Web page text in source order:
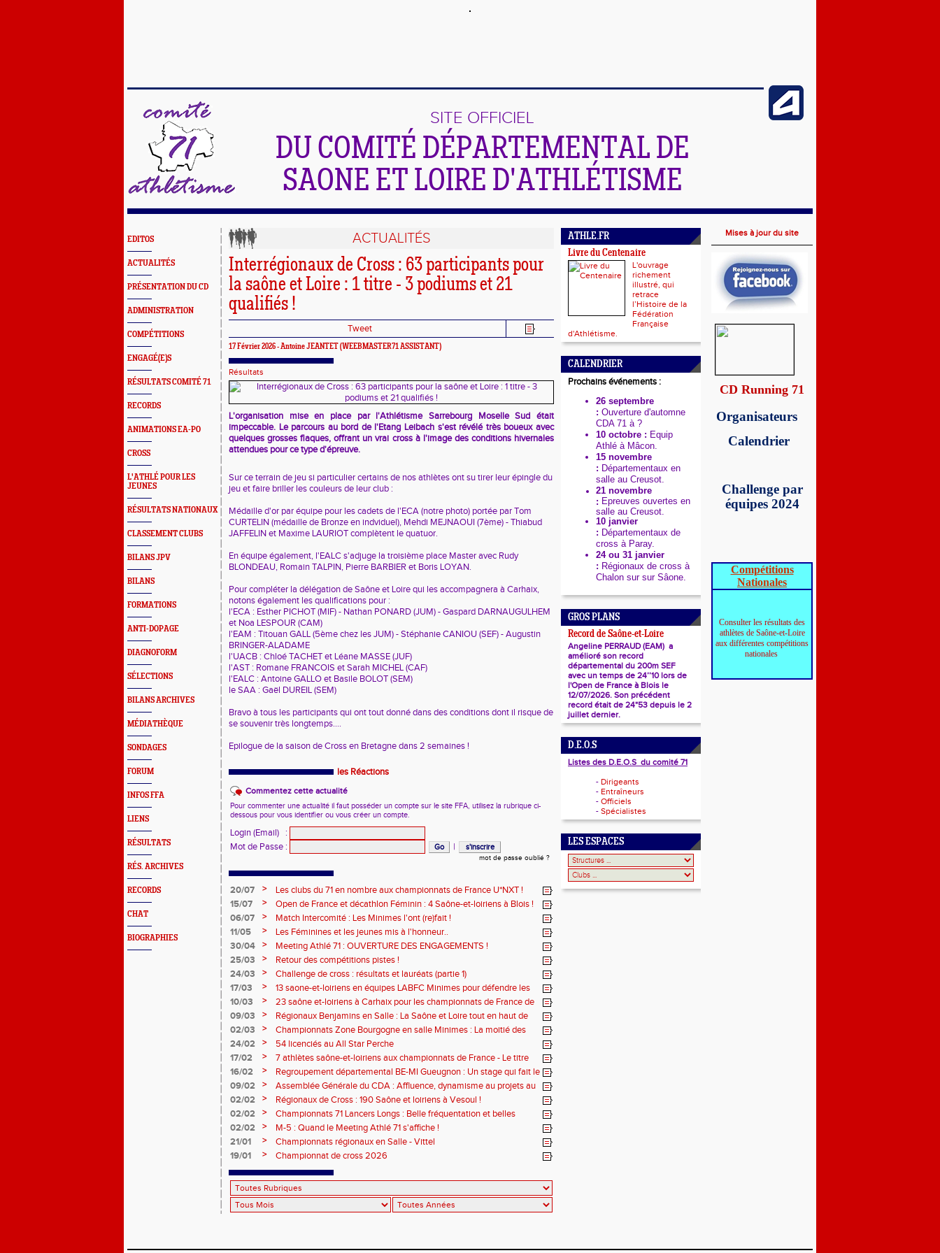
SITE OFFICIEL
DU COMITÉ DÉPARTEMENTAL DE
SAONE ET LOIRE D'ATHLÉTISME
EDITOS
ACTUALITÉS
PRÉSENTATION DU CD
ADMINISTRATION
COMPÉTITIONS
ENGAGÉ(E)S
RÉSULTATS COMITÉ 71
RECORDS
ANIMATIONS EA-PO
CROSS
L'ATHLÉ POUR LES
JEUNES
RÉSULTATS NATIONAUX
CLASSEMENT CLUBS
BILANS JPV
BILANS
FORMATIONS
ANTI-DOPAGE
DIAGNOFORM
SÉLECTIONS
BILANS ARCHIVES
MÉDIATHÈQUE
SONDAGES
FORUM
INFOS FFA
LIENS
RÉSULTATS
RÉS. ARCHIVES
RECORDS
CHAT
BIOGRAPHIES
ACTUALITÉS
Interrégionaux de Cross : 63 participants pour
la saône et Loire : 1 titre - 3 podiums et 21
qualifiés !
Tweet
17 Février 2026 -Antoine JEANTET(WEEBMASTER71 ASSISTANT)
Résultats
L'organisation mise en place par l'Athlétisme Sarrebourg Moselle Sud était
impeccable. Le parcours au bord de l'Etang Leibach s'est révélé très boueux avec
quelques grosses flaques, offrant un vrai cross à l'image des conditions hivernales
attendues pour ce type d'épreuve.
Sur ce terrain de jeu si particulier certains de nos athlètes ont su tirer leur épingle du
jeu et faire briller les couleurs de leur club :
Médaille d'or par équipe pour les cadets de l'ECA (notre photo) portée par Tom
CURTELIN (médaille de Bronze en indviduel), Mehdi MEJNAOUI (7ème) - Thiabud
JAFFELIN et Maxime LAURIOT complètent le quatuor.
En équipe également, l'EALC s'adjuge la troisième place Master avec Rudy
BLONDEAU, Romain TALPIN, Pierre BARBIER et Boris LOYAN.
Pour compléter la délégation de Saône et Loire qui les accompagnera à Carhaix,
notons également les qualifications pour :
l'ECA : Esther PICHOT (MIF) - Nathan PONARD (JUM) - Gaspard DARNAUGULHEM
et Noa LESPOUR (CAM)
l'EAM : Titouan GALL (5ème chez les JUM) - Stéphanie CANIOU (SEF) - Augustin
BRINGER-ALADAME
l'UACB : Chloé TACHET et Léane MASSE (JUF)
l'AST : Romane FRANCOIS et Sarah MICHEL (CAF)
l'EALC : Antoine GALLO et Basile BOLOT (SEM)
le SAA : Gaël DUREIL (SEM)
Bravo à tous les participants qui ont tout donné dans des conditions dont il risque de
se souvenir très longtemps....
Epilogue de la saison de Cross en Bretagne dans 2 semaines !
les Réactions
Commentez cette actualité
Pour commenter une actualité il faut posséder un compte sur le site FFA, utilisez la rubrique ci-
dessous pour vous identifier ou vous créer un compte.
Login (Email)
:
Mot de Passe : |
mot de passe oublié ?
20/07 >
Les clubs du 71 en nombre aux championnats de France U*NXT !
15/07
>
Open de France et décathlon Féminin : 4 Saône-et-loiriens à Blois !
06/07
>
Match Intercomité : Les Minimes l'ont (re)fait !
11/05
>
Les Féminines et les jeunes mis à l'honneur..
30/04
>
Meeting Athlé 71 : OUVERTURE DES ENGAGEMENTS !
25/03
>
Retour des compétitions pistes !
24/03
>
Challenge de cross : résultats et lauréats (partie 1)
17/03
>
13 saone-et-loiriens en équipes LABFC Minimes pour défendre les
couleurs de la Ligue à Metz
10/03 >
23 saône et-loiriens à Carhaix pour les championnats de France de
Cross !
09/03 >
Régionaux Benjamins en Salle : La Saône et Loire tout en haut de
l'affiche !
02/03 >
Championnats Zone Bourgogne en salle Minimes : La moitié des
médailles pour les athlètes du 71 !
24/02 >
54 licenciés au All Star Perche
17/02
>
7 athlètes saône-et-loiriens aux championnats de France - Le titre
pour Céline BESSE !
16/02 >
Regroupement départemental BE-MI Gueugnon : Un stage qui fait le
plein !
09/02 >
Assemblée Générale du CDA : Affluence, dynamisme au projets au
RDV !
02/02 >
Régionaux de Cross : 190 Saône et loiriens à Vesoul !
02/02
>
Championnats 71 Lancers Longs : Belle fréquentation et belles
performances au RDV ce samedi à Chalon !
02/02 >
M-5 : Quand le Meeting Athlé 71 s'affiche !
21/01
>
Championnats régionaux en Salle - Vittel
19/01
> Championnat de cross 2026
ATHLE.FR
Livre du Centenaire
L'ouvrage
richement
illustré, qui
retrace
l’Histoire de la
Fédération
Française
d'Athlétisme.
CALENDRIER
Prochains événements :
26 septembre
: Ouverture d'automne
CDA 71 à ?
10 octobre : Equip
Athlé à Mâcon.
15 novembre
: Départementaux en
salle au Creusot.
21 novembre
: Epreuves ouvertes en
salle au Creusot.
10 janvier
: Départementaux de
cross à Paray.
24 ou 31 janvier
: Régionaux de cross à
Chalon sur sur Sâone.
GROS PLANS
Record de Saône-et-Loire
Angeline PERRAUD (EAM) a
amélioré son record
départemental du 200m SEF
avec un temps de 24’’10 lors de
l'Open de France à Blois le
12/07/2026. Son précédent
record était de 24"53 depuis le 2
juillet dernier.
D.E.O.S
Listes des D.E.O.S du comité 71
- Dirigeants
- Entraîneurs
- Officiels
- Spécialistes
LES ESPACES
Mises à jour du site
CD Running 71
Organisateurs
Calendrier
Challenge par
équipes 2024
Compétitions
Nationales
Consulter les résultats des
athlètes de Saône-et-Loire
aux différentes compétitions
nationales